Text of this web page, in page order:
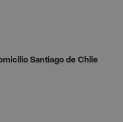
Santiago de Chile